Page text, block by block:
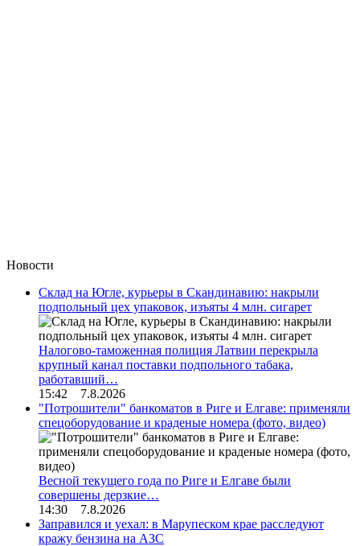
Новости
Склад на Югле, курьеры в Скандинавию: накрыли
подпольный цех упаковок, изъяты 4 млн. сигарет
Налогово-таможенная полиция Латвии перекрыла
крупный канал поставки подпольного табака,
работавший…
15:42 7.8.2026
"Потрошители" банкоматов в Риге и Елгаве: применяли
спецоборудование и краденые номера (фото, видео)
Весной текущего года по Риге и Елгаве были
совершены дерзкие…
14:30 7.8.2026
Заправился и уехал: в Марупеском крае расследуют
кражу бензина на АЗС